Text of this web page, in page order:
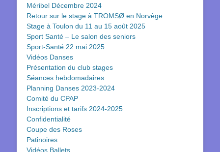
Méribel Décembre 2024
Retour sur le stage à TROMSØ en Norvège
Stage à Toulon du 11 au 15 août 2025
Sport Santé – Le salon des seniors
Sport-Santé 22 mai 2025
Vidéos Danses
Présentation du club stages
Séances hebdomadaires
Planning Danses 2023-2024
Comité du CPAP
Inscriptions et tarifs 2024-2025
Confidentialité
Coupe des Roses
Patinoires
Vidéos Ballets